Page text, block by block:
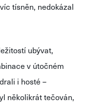
tísněn, nedokázal
ubývat,
v útočném
i hosté –
několikrát tečován,